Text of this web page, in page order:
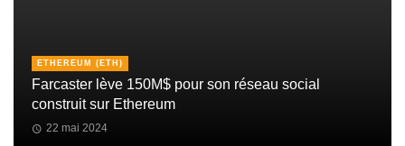
ETHEREUM (ETH)
Farcaster lève 150M$ pour son réseau social
construit sur Ethereum
22 mai 2024